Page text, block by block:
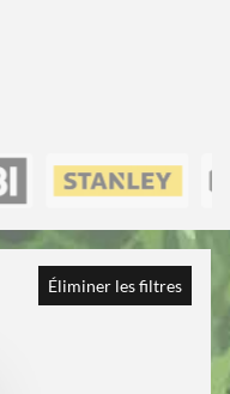
Éliminer les filtres